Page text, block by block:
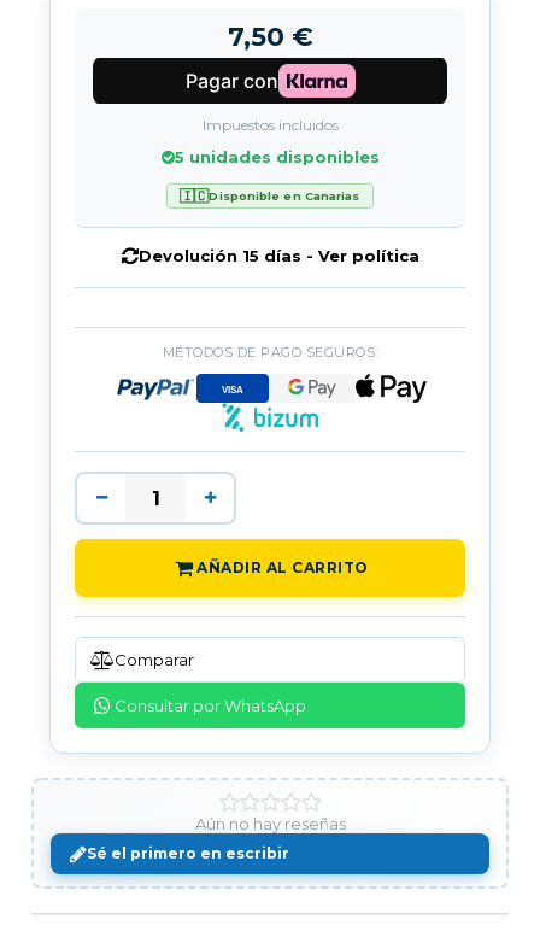
7,50 €
Impuestos incluidos
5 unidades disponibles
🇮🇨Disponible en Canarias
Devolución 15 días - Ver política
MÉTODOS DE PAGO SEGUROS:
AÑADIR AL CARRITO
Comparar
Consultar por WhatsApp
Aún no hay reseñas
Sé el primero en escribir